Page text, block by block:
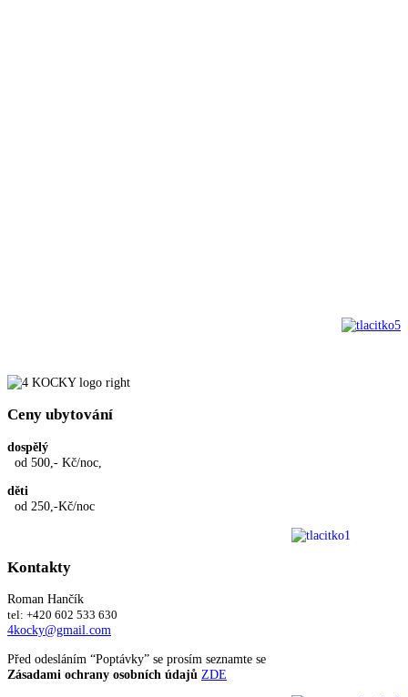
Ceny ubytování
dospělý
od 500,- Kč/noc,
děti
od 250,-Kč/noc
Kontakty
Roman Hančík
tel: +420 602 533 630
4kocky@gmail.com
Před odesláním “Poptávky” se prosím seznamte se
Zásadami ochrany osobních údajů ZDE